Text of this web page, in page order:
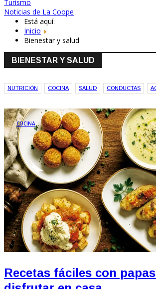
Turismo
Noticias de La Coope
Está aquí:
Inicio
Bienestar y salud
BIENESTAR Y SALUD
NUTRICIÓN COCINA SALUD CONDUCTAS
COCINA
Recetas fáciles con